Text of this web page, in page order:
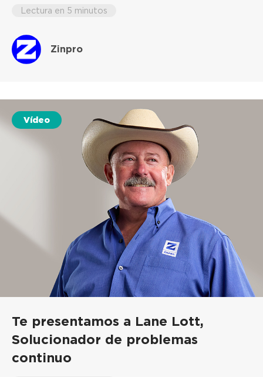
Lectura en 5 minutos
Zinpro
Vídeo
Te presentamos a Lane Lott,
Solucionador de problemas
continuo